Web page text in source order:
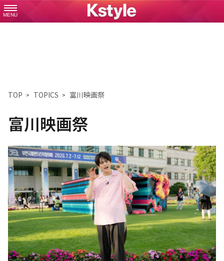
MENU
TOP TOPICS 富川映画祭
富川映画祭